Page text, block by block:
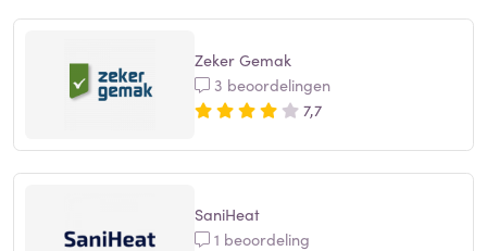
Zeker Gemak
3 beoordelingen
7,7
SaniHeat
1 beoordeling